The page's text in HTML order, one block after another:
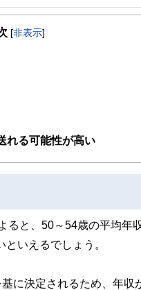
しにどのような影響を与えるか
ンテンツを追求しています。
税理士、宅地建物取引士、相続
キャリアコンサルタントなど150
ます。
シェルジュを目指します。
[非表示]
れる可能性が高い
ると、50～54歳の平均年
いえるでしょう。
に決定されるため、年収